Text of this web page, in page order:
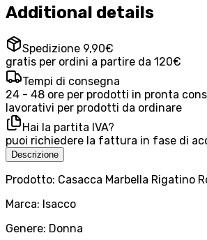
Additional details
Spedizione 9,90€
gratis per ordini a partire da 120€
Tempi di consegna
24 - 48 ore per prodotti in pronta
lavorativi per prodotti da ordinare
Hai la partita IVA?
puoi richiedere la fattura in fase di
Descrizione
Prodotto: Casacca Marbella Rigatino
Marca: Isacco
Genere: Donna